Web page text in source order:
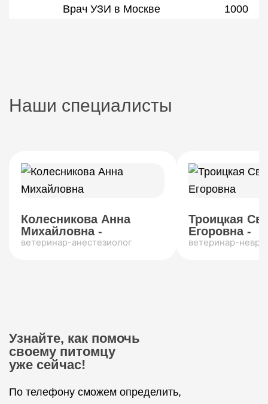
Врач УЗИ в Москве
1000
Наши специалисты
Колесникова Анна
Михайловна -
ветеринар-анестезиолог
Троицкая
Егоровна -
ветеринар-
Узнайте, как помочь
своему питомцу
уже сейчас!
По телефону сможем определить,